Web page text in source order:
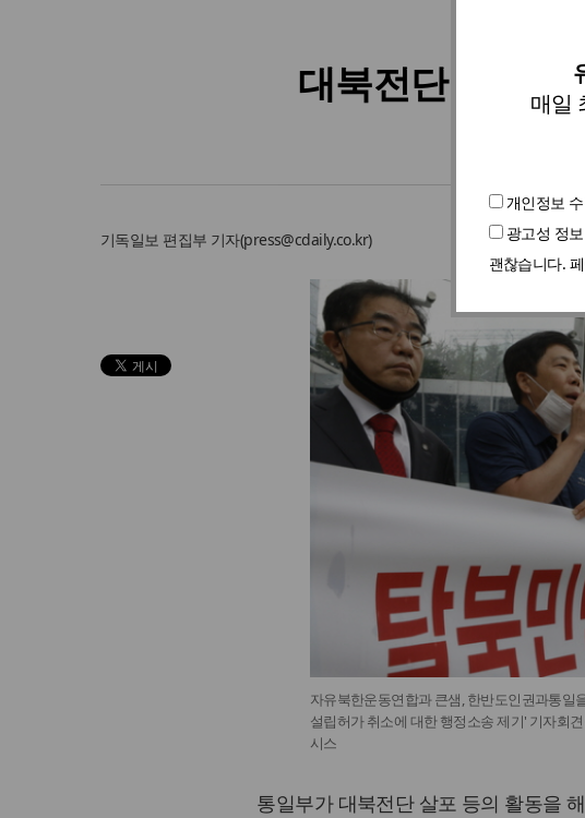
매일
개인정보
광고성 정
괜찮습니다.
대북전단 단체
기독일보 편집부 기자(press@cdaily.co.kr)
자유북한운동연합과 큰샘, 한반도인권과통일
설립허가 취소에 대한 행정소송 제기' 기자회
시스
통일부가 대북전단 살포 등의 활동을